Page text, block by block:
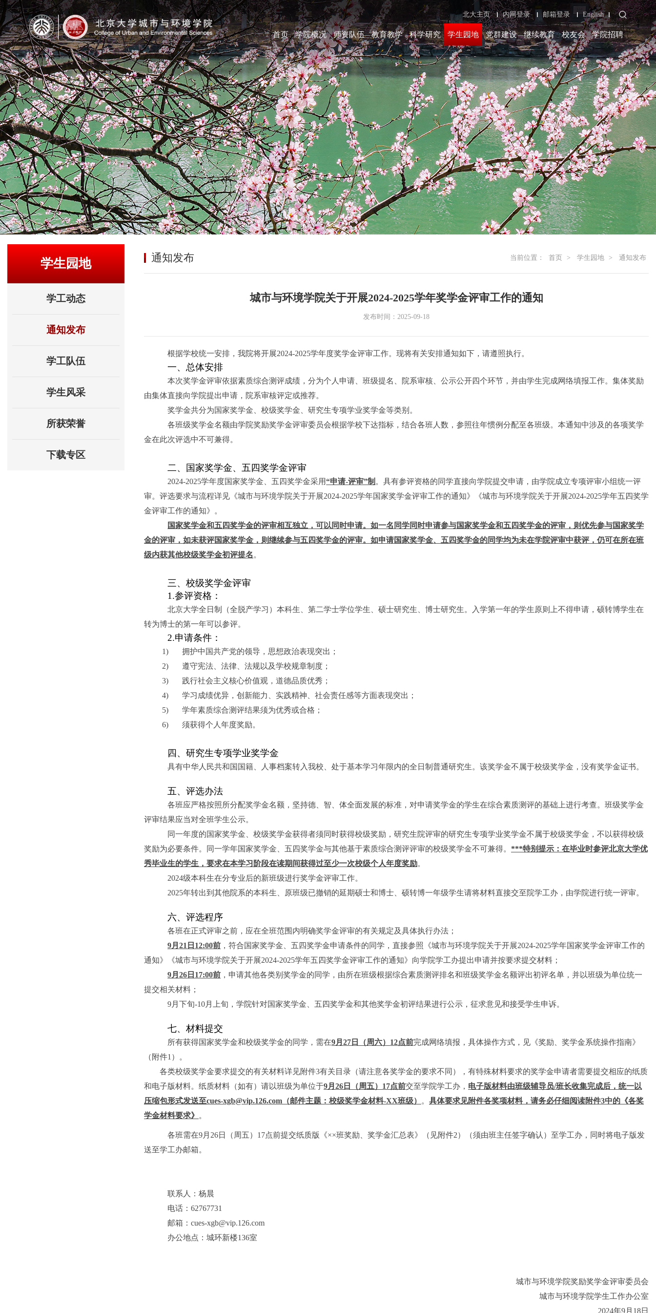
北大主页 内网登录 邮箱登录 English
首页 学院概况 师资队伍 教育教学 科学研究 学生园地 党群建设 继续教育 校友会 学院招聘
学生园地
学工动态
通知发布
学工队伍
学生风采
所获荣誉
下载专区
通知发布 当前位置： 首页 > 学生园地 > 通知发布
城市与环境学院关于开展2024-2025学年奖学金评审工作的通知
发布时间：2025-09-18
根据学校统一安排，我院将开展2024-2025学年度奖学金评审工作。现将有关安排通知如下，请遵照执行。
一、总体安排
本次奖学金评审依据素质综合测评成绩，分为个人申请、班级提名、院系审核、公示公开四个环节，并由学生完成网络填报工作。集体奖励
由集体直接向学院提出申请，院系审核评定或推荐。
奖学金共分为国家奖学金、校级奖学金、研究生专项学业奖学金等类别。
各班级奖学金名额由学院奖励奖学金评审委员会根据学校下达指标，结合各班人数，参照往年惯例分配至各班级。本通知中涉及的各项奖学
金在此次评选中不可兼得。
二、国家奖学金、五四奖学金评审
2024-2025学年度国家奖学金、五四奖学金采用“申请-评审”制 。具有参评资格的同学直接向学院提交申请，由学院成立专项评审小组统一评
审。评选要求与流程详见《城市与环境学院关于开展2024-2025学年国家奖学金评审工作的通知》《城市与环境学院关于开展2024-2025学年五四奖学
金评审工作的通知》。
国家奖学金和五四奖学金的评审相互独立，可以同时申请。如一名同学同时申请参与国家奖学金和五四奖学金的评审，则优先参与国家奖学
金的评审，如未获评国家奖学金，则继续参与五四奖学金的评审。如申请国家奖学金、五四奖学金的同学均为未在学院评审中获评，仍可在所在班
级内获其他校级奖学金初评提名 。
三、校级奖学金评审
1.参评资格：
北京大学全日制（全脱产学习）本科生、第二学士学位学生、硕士研究生、博士研究生。入学第一年的学生原则上不得申请，硕转博学生在
转为博士的第一年可以参评。
2.申请条件：
1)
拥护中国共产党的领导，思想政治表现突出；
2)
遵守宪法、法律、法规以及学校规章制度；
3)
践行社会主义核心价值观，道德品质优秀；
4)
学习成绩优异，创新能力、实践精神、社会责任感等方面表现突出；
5)
学年素质综合测评结果须为优秀或合格；
6)
须获得个人年度奖励。
四、研究生专项学业奖学金
具有中华人民共和国国籍、人事档案转入我校、处于基本学习年限内的全日制普通研究生。该奖学金不属于校级奖学金，没有奖学金证书。
五、评选办法
各班应严格按照所分配奖学金名额，坚持德、智、体全面发展的标准，对申请奖学金的学生在综合素质测评的基础上进行考查。班级奖学金
评审结果应当对全班学生公示。
同一年度的国家奖学金、校级奖学金获得者须同时获得校级奖励，研究生院评审的研究生专项学业奖学金不属于校级奖学金，不以获得校级
奖励为必要条件。同一学年国家奖学金、五四奖学金与其他基于素质综合测评评审的校级奖学金不可兼得。 ***特别提示：在毕业时参评北京大学优
秀毕业生的学生，要求在本学习阶段在读期间获得过至少一次校级个人年度奖励。
2024级本科生在分专业后的新班级进行奖学金评审工作。
2025年转出到其他院系的本科生、原班级已撤销的延期硕士和博士、硕转博一年级学生请将材料直接交至院学工办，由学院进行统一评审。
六、评选程序
各班在正式评审之前，应在全班范围内明确奖学金评审的有关规定及具体执行办法；
9月21 日 12:00前 ，符合国家奖学金、五四奖学金申请条件的同学，直接参照《城市与环境学院关于开展2024-2025学年国家奖学金评审工作的
通知》《城市与环境学院关于开展2024-2025学年五四奖学金评审工作的通知》向学院学工办提出申请并按要求提交材料；
9月26 日 17:00前 ，申请其他各类别奖学金的同学，由所在班级根据综合素质测评排名和班级奖学金名额评出初评名单，并以班级为单位统一
提交相关材料；
9月下旬-10月上旬，学院针对国家奖学金、五四奖学金和其他奖学金初评结果进行公示，征求意见和接受学生申诉。
七、材料提交
所有获得国家奖学金和校级奖学金的同学，需在9月27 日（周六） 12点前完成网络填报，具体操作方式，见《奖励、奖学金系统操作指南》
（附件1 ）。
各类校级奖学金要求提交的有关材料详见附件3有关目录（请注意各奖学金的要求不同），有特殊材料要求的奖学金申请者需要提交相应的纸质
和电子版材料。纸质材料（如有）请以班级为单位于9月 26 日（周五） 17点前交至学院学工办， 电子版材料由班级辅导员/班长收集完成后，统一以
压缩包形式发送至cues-xgb@vip.126.com （邮件主题：校级奖学金材料-XX班级） 。 具体要求见附件各奖项材料，请务必仔细阅读附件3中的《各奖
学金材料要求》 。
各班需在9月 26日（周五） 17点前提交纸质版 《××班奖励、奖学金汇总表》（见附件2）
（须由班主任签字确认）至学工办，同时将电子版发
送至学工办邮箱。
联系人：杨晨
电话：62767731
邮箱：cues-xgb@vip.126.com
办公地点：城环新楼136室
城市与环境学院奖励奖学金评审委员会
城市与环境学院学生工作办公室
2024年9月 18日